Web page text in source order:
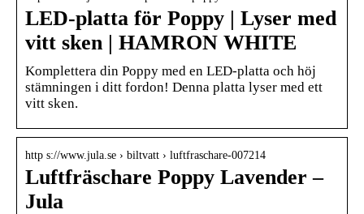
LED-platta för Poppy | Lyser med
vitt sken | HAMRON WHITE
Komplettera din Poppy med en LED-platta och höj
stämningen i ditt fordon! Denna platta lyser med ett
vitt sken.
http s://www.jula.se › biltvatt › luftfraschare-007214
Luftfräschare Poppy Lavender –
Jula